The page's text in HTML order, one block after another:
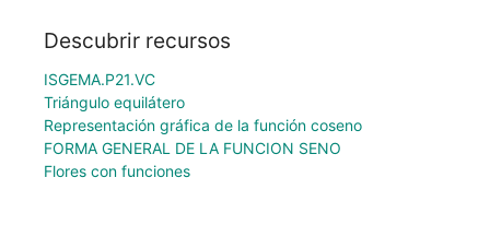
Descubrir recursos
ISGEMA.P21.VC
Triángulo equilátero
Representación gráfica de la función coseno
FORMA GENERAL DE LA FUNCION SENO
Flores con funciones